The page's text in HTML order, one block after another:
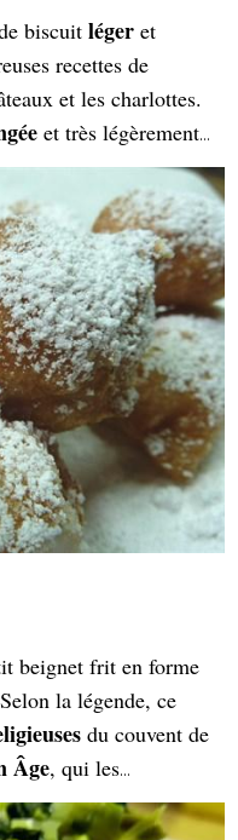
biscuit léger et
recettes de
et les charlottes.
et très légèrement
cuillère. Le
relativement
de trop. Le biscuit
recettes de
léger et une crème
.
beignet frit en forme
la légende, ce
du couvent de
Âge, qui les
La pâte